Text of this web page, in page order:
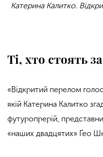
Катерина Калитко.
Ті, хто стоять
«Відкритий перелом
якій Катерина Калитко
футуропрерій,
«наших двадцятих» Ґео